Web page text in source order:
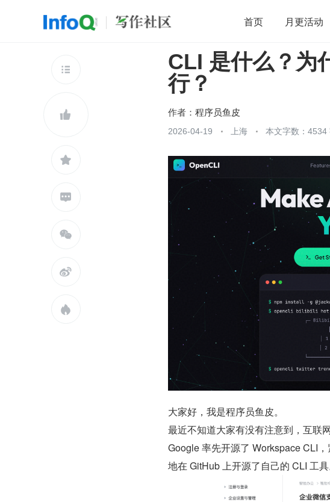
首页 月更活动
开源 架构 OpenHarmony
团队管理
查看更多







CLI 是什么？为
行？
作者： 程序员鱼皮
2026-04-19 上海 本文字数：4534
大家好，我是程序员鱼皮。
最近不知道大家有没有注意到，互联
Google 率先开源了 Workspace CLI
地在 GitHub 上开源了自己的 CLI 工具